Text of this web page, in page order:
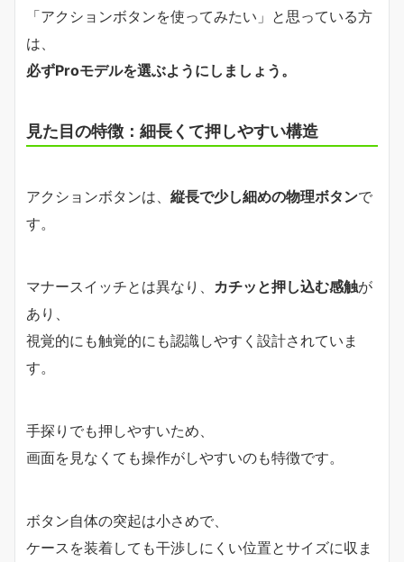
「アクションボタンを使ってみたい」と思っている方
は、
必ずProモデルを選ぶようにしましょう。
見た目の特徴：細長くて押しやすい構造
アクションボタンは、 縦長で少し細めの物理ボタンで
す。
マナースイッチとは異なり、 カチッと押し込む感触が
あり、
視覚的にも触覚的にも認識しやすく設計されていま
す。
手探りでも押しやすいため、
画面を見なくても操作がしやすいのも特徴です。
ボタン自体の突起は小さめで、
ケースを装着しても干渉しにくい位置とサイズに収ま